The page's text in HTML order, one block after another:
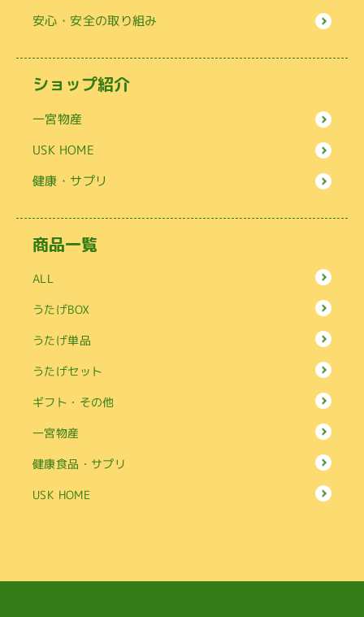
安心・安全の取り組み
ショップ紹介
一宮物産
USK HOME
健康・サプリ
商品一覧
ALL
うたげBOX
うたげ単品
うたげセット
ギフト・その他
一宮物産
健康食品・サプリ
USK HOME